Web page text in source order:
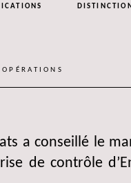
OPÉRATIONS
a conseillé le
de contrôle